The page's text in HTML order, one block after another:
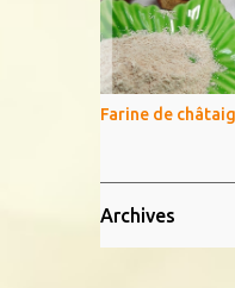
Farine de
Archives